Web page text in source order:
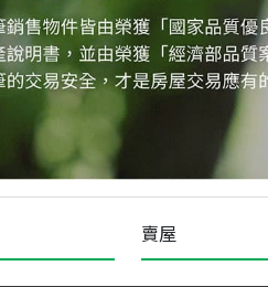
賣屋